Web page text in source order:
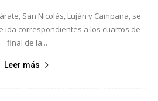
San Nicolás, Luján y Campana, se
ida correspondientes a los cuartos de
final de la...
Leer más